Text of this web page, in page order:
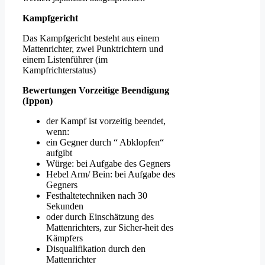
Kampfgericht
Das Kampfgericht besteht aus einem
Mattenrichter, zwei Punktrichtern und
einem Listenführer (im
Kampfrichterstatus)
Bewertungen Vorzeitige Beendigung
(Ippon)
der Kampf ist vorzeitig beendet,
wenn:
ein Gegner durch “ Abklopfen“
aufgibt
Würge: bei Aufgabe des Gegners
Hebel Arm/ Bein: bei Aufgabe des
Gegners
Festhaltetechniken nach 30
Sekunden
oder durch Einschätzung des
Mattenrichters, zur Sicher-heit des
Kämpfers
Disqualifikation durch den
Mattenrichter